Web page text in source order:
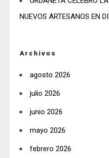
NUEVOS ARTESANOS EN
Archivos
agosto 2026
julio 2026
junio 2026
mayo 2026
febrero 2026